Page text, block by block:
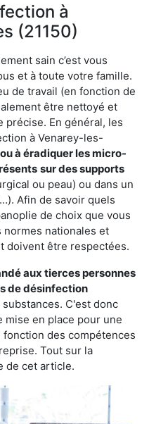
à
(21150)
sain c’est vous
et à toute votre famille.
de travail (en fonction de
être nettoyé et
En général, les
à Venarey-les-
à éradiquer les micro-
sur des supports
ou peau) ou dans un
Afin de savoir quels
de choix que vous
normes nationales et
doivent être respectées.
aux tierces personnes
de désinfection
C'est donc
en place pour une
des compétences
Tout sur la
de cet article.